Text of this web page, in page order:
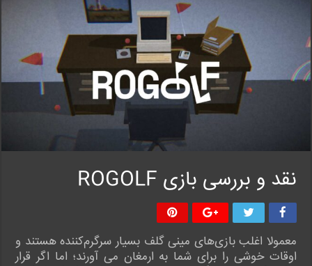
نقد و بررسی بازی ROGOLF
معمولا اغلب بازی‌های مینی گلف بسیار سرگرم‌کننده هستند و
اوقات خوشی را برای شما به ارمغان می آورند؛ اما اگر قرار